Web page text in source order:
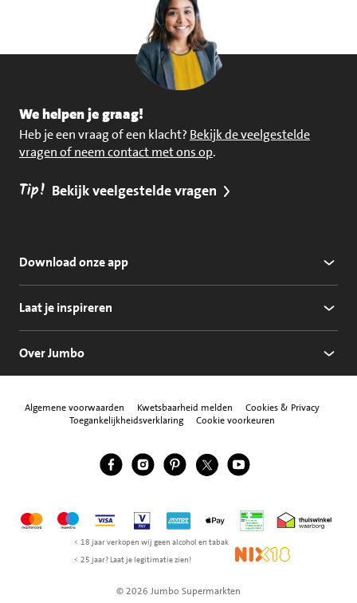
We helpen je graag!
Heb je een vraag of een klacht? Bekijk de veelgestelde
vragen of neem contact met ons op.
Tip! Bekijk veelgestelde vragen
Download onze app
Laat je inspireren
Over Jumbo
Algemene voorwaarden Kwetsbaarheid melden
Cookies & Privacy
Toegankelijkheidsverklaring
Cookie voorkeuren
Volg ons
Jumbo Facebook
Jumbo Instagram
Jumbo Pinterest
Jumbo Twitter
Jumbo YouTube
MastercardMaestroVisa Vpay American Express
Apple Pay Thuiswinkel
< 18 jaar verkopen wij geen alcohol en tabak
< 25 jaar? Laat je legitimatie zien!
NIX18
© 2026 Jumbo Supermarkten